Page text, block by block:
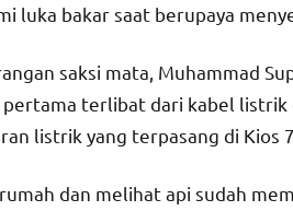
luka bakar saat berupaya
saksi mata, Muhammad
pertama terlibat dari kabel
listrik yang terpasang di Kios
dan melihat api sudah